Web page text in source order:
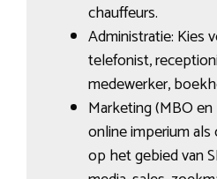
chauffeurs.
Administratie: Kies
telefonist,
medewerker,
Marketing (MBO
online imperium
op het gebied van